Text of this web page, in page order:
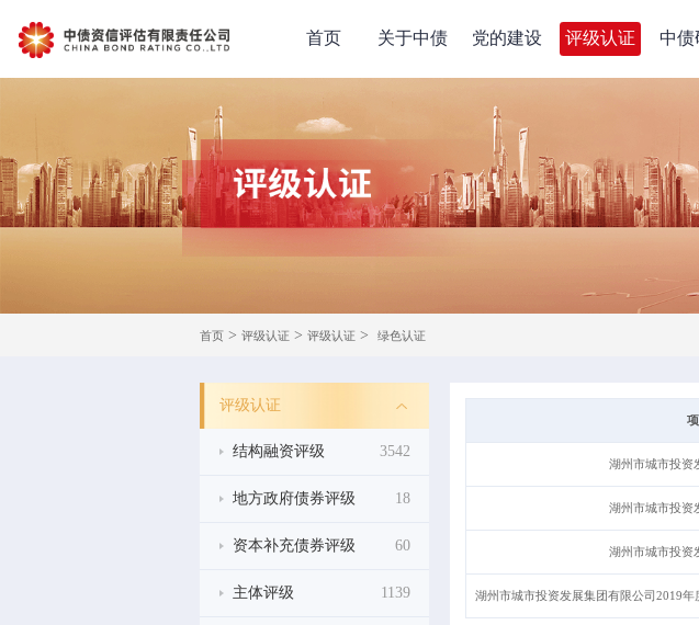
首页 关于中债 党的建设 评级认证 中债
首页 > 评级认证 > 评级认证 > 绿色认证
评级认证
结构融资评级 3542
地方政府债券评级 18
资本补充债券评级 60
主体评级 1139
湖州市城市投资
湖州市城市投资
湖州市城市投资
湖州市城市投资发展集团有限公司2019